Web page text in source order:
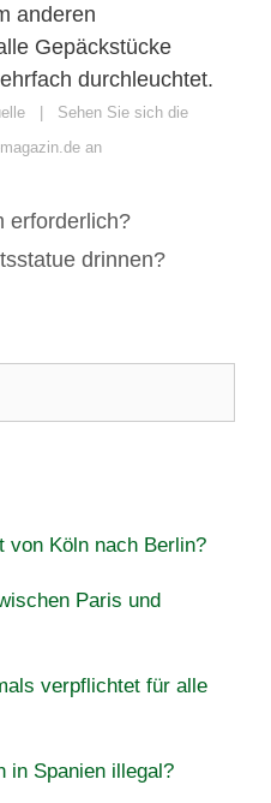
anderen
Gepäckstücke
durchleuchtet.
| Sehen Sie sich die
an
erforderlich?
drinnen?
von Köln nach Berlin?
Paris und
verpflichtet für alle
in Spanien illegal?